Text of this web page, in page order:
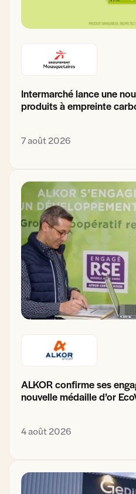
Intermarché lance une
produits à empreinte
7 août 2026
ALKOR confirme ses
nouvelle médaille d’or
4 août 2026